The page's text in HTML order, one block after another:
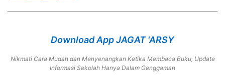
Download App JAGAT 'ARSY
Nikmati Cara Mudah dan Menyenangkan Ketika Membaca Buku, Update
Informasi Sekolah Hanya Dalam Genggaman